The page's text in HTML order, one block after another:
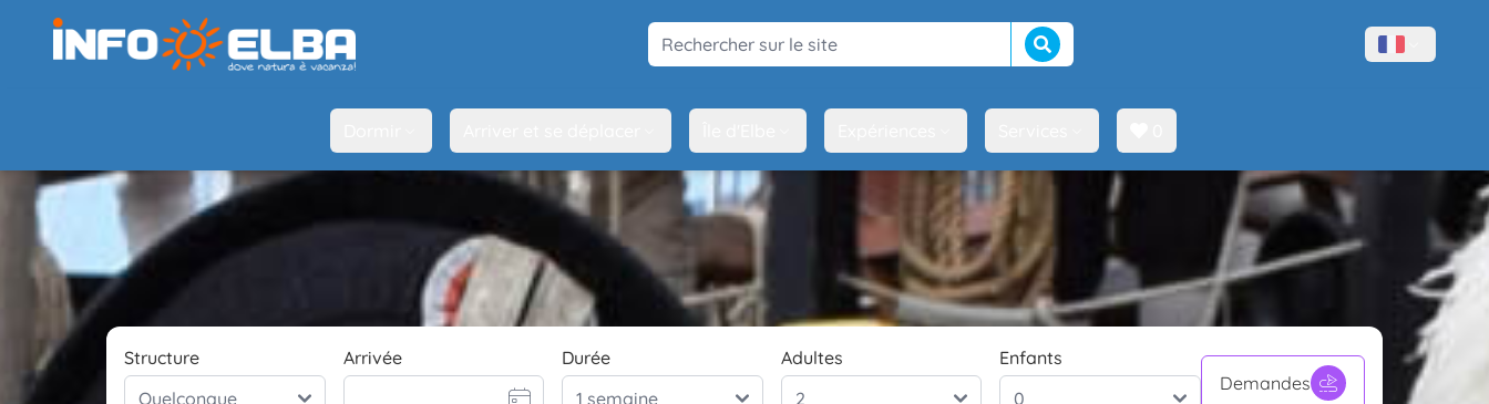
Rechercher sur le site Lancer la recherche Menù lingue
Structure Arrivée Durée Adultes
Enfants
Demandes